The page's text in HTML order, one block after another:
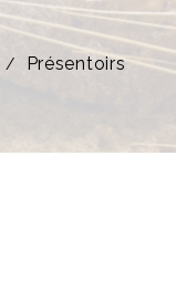
Présentoirs